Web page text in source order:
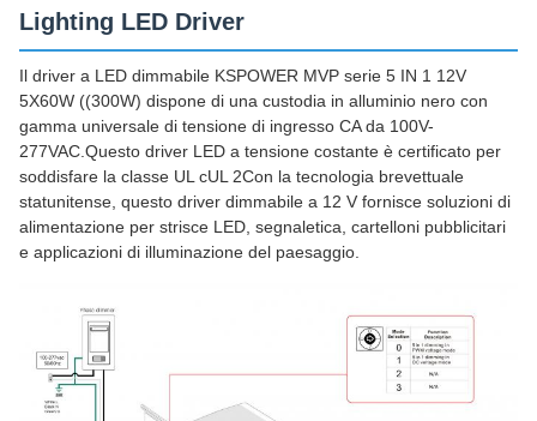
Lighting LED Driver
Il driver a LED dimmabile KSPOWER MVP serie 5 IN 1 12V
5X60W ((300W) dispone di una custodia in alluminio nero con
gamma universale di tensione di ingresso CA da 100V-
277VAC.Questo driver LED a tensione costante è certificato per
soddisfare la classe UL cUL 2Con la tecnologia brevettuale
statunitense, questo driver dimmabile a 12 V fornisce soluzioni di
alimentazione per strisce LED, segnaletica, cartelloni pubblicitari
e applicazioni di illuminazione del paesaggio.